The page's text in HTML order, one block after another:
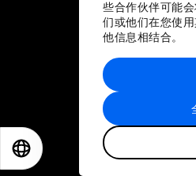
些合作伙伴可能
们或他们在您使
他信息相结合。
站点地
世界